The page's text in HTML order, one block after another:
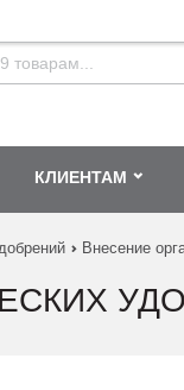
КЛИЕНТАМ
Внесение